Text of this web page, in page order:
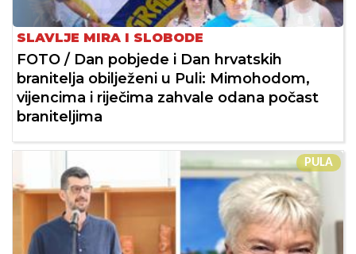
SLAVLJE MIRA I SLOBODE
FOTO / Dan pobjede i Dan hrvatskih
branitelja obilježeni u Puli: Mimohodom,
vijencima i riječima zahvale odana počast
braniteljima
PULA